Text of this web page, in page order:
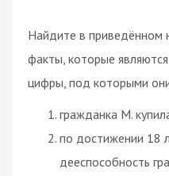
Найдите в приведённом
факты, которые
цифры, под которыми
гражданка М.
по достижении 18
дееспособность